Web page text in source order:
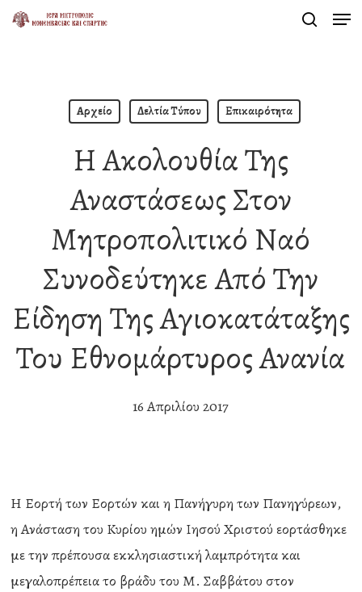
Skip
Αρχείο Δελτία Τύπου Επικαιρότητα
Η Ακολουθία Της
Αναστάσεως Στον
Μητροπολιτικό Ναό
Συνοδεύτηκε Από Την
Είδηση Της Αγιοκατάταξης
Του Εθνομάρτυρος Ανανία
16 Απριλίου 2017
H Εορτή των Εορτών και η Πανήγυρη των Πανηγύρεων,
η Ανάσταση του Κυρίου ημών Ιησού Χριστού εορτάσθηκε
με την πρέπουσα εκκλησιαστική λαμπρότητα και
μεγαλοπρέπεια το βράδυ του Μ. Σαββάτου στον